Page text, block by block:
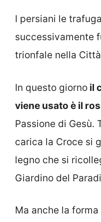
I persiani le
successivamente
trionfale nella
In questo giorno il
viene usato è il
Passione di Gesù.
carica la Croce si
legno che si
Giardino del
Ma anche la